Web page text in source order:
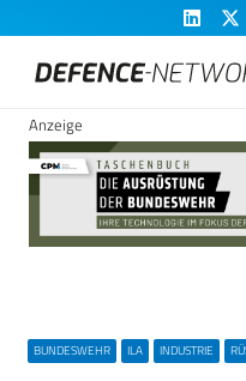
Anzeige
BUNDESWEHR ILA INDUSTRIE